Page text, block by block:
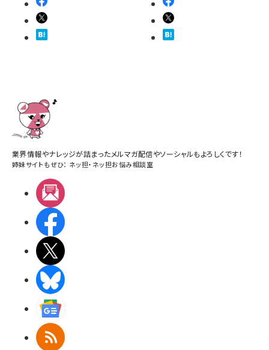
業界情報やナレッジが詰まったメルマガ配信やソーシャルもよろしくです！
姉妹サイトもぜひ： ネッ担・ ネッ担お悩み相談室
RSS